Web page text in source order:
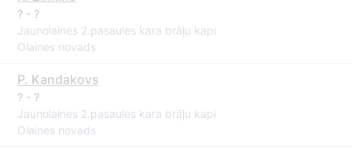
? - ?
Jaunolaines 2.pasaules kara brāļu kapi
Olaines novads
P. Kandakovs
? - ?
Jaunolaines 2.pasaules kara brāļu kapi
Olaines novads